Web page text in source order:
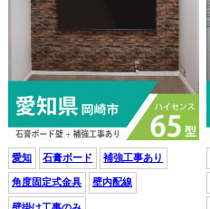
愛知 石膏ボード 補強工事あり
角度固定式金具 壁内配線
壁掛け工事のみ